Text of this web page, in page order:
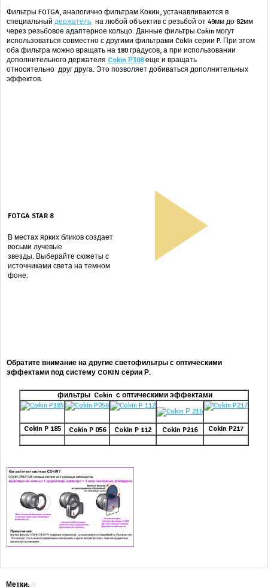
Фильтры FOTGA, аналогично фильтрам Кокин, устанавливаются в
специальный держатель на любой объектив с резьбой от 49мм до 82мм
через резьбовое адаптерное кольцо. Данные фильтры Cokin могут
использоваться совместно с другими фильтрами Cokin серии P. При этом
оба фильтра можно вращать на 180 градусов, а при использовании
дополнительного держателя Cokin Р308 еще и вращать
относительно друг друга. Это позволяет добиваться дополнительных
эффектов.
FOTGA STAR 8
В местах ярких бликов создает
восьми лучевые
звезды. Выберайте сюжеты с
источниками света на темном
фоне.
Обратите внимание на другие светофильтры с оптическими
эффектами под систему COKIN серии Р.
фильтры Cokin с оптическими эффектами
Cokin P 185 Cokin P 056 Cokin P 112 Cokin P216 Cokin P217
Метки: